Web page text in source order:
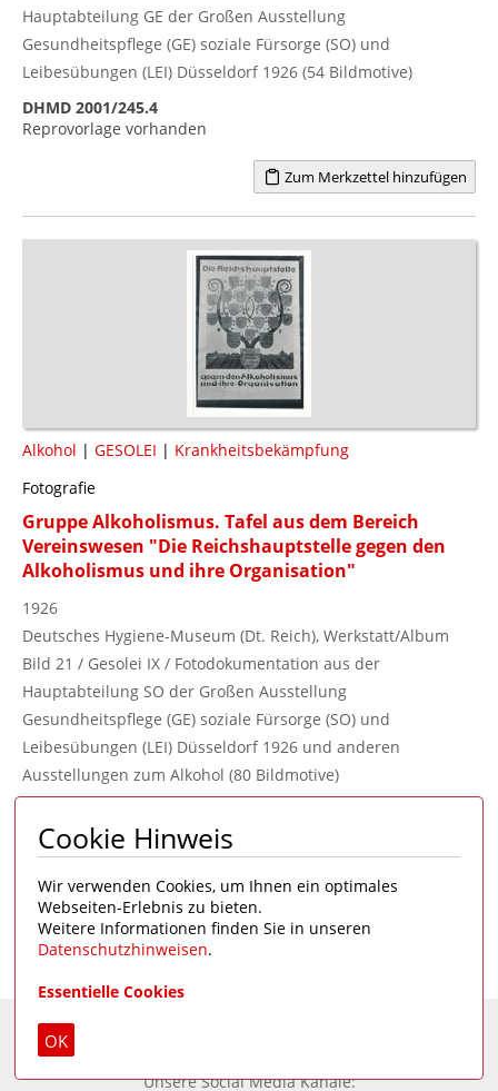
Hauptabteilung GE der Großen Ausstellung
Gesundheitspflege (GE) soziale Fürsorge (SO) und
Leibesübungen (LEI) Düsseldorf 1926 (54 Bildmotive)
DHMD 2001/245.4
Reprovorlage vorhanden
Zum Merkzettel hinzufügen
Alkohol | GESOLEI | Krankheitsbekämpfung
Fotografie
Gruppe Alkoholismus. Tafel aus dem Bereich
Vereinswesen "Die Reichshauptstelle gegen den
Alkoholismus und ihre Organisation"
1926
Deutsches Hygiene-Museum (Dt. Reich), Werkstatt/Album
Bild 21 / Gesolei IX / Fotodokumentation aus der
Hauptabteilung SO der Großen Ausstellung
Gesundheitspflege (GE) soziale Fürsorge (SO) und
Leibesübungen (LEI) Düsseldorf 1926 und anderen
Ausstellungen zum Alkohol (80 Bildmotive)
Reprovorlage vorhanden
Zum Merkzettel hinzufügen
Unsere Social Media Kanäle:
Cookie Hinweis
Wir verwenden Cookies, um Ihnen ein optimales
Webseiten-Erlebnis zu bieten.
Weitere Informationen finden Sie in unseren
Datenschutzhinweisen.
Essentielle Cookies
OK